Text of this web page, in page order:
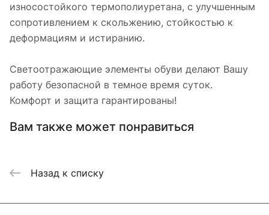
износостойкого термополиуретана, с улучшенным
сопротивлением к скольжению, стойкостью к
деформациям и истиранию.
Светоотражающие элементы обуви делают Вашу
работу безопасной в темное время суток.
Комфорт и защита гарантированы!
Вам также может понравиться
Назад к списку